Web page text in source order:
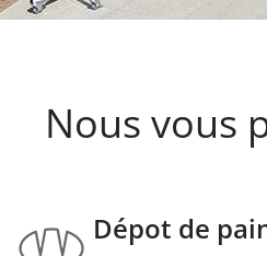
Nous vous
Dépot de